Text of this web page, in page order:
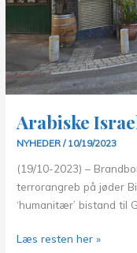
Arabiske
NYHEDER / 10/19/2023
(19/10-2023) –
terrorangreb på jøder
‘humanitær’ bistand til
Arabiske
Læs resten her »